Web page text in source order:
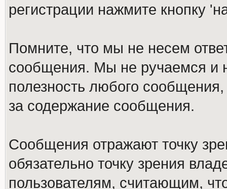
регистрации нажмите кнопку
Помните, что мы не несем
сообщения. Мы не ручаемся и
полезность любого
за содержание сообщения.
Сообщения отражают точку
обязательно точку зрения
пользователям, считающим,